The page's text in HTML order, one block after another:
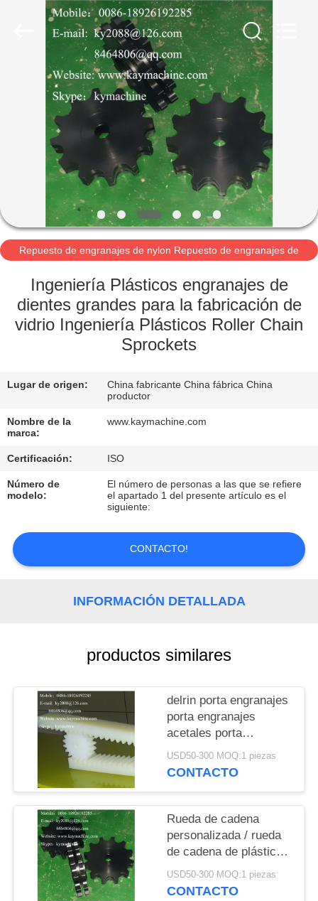
INICIO
PRODUCTOS
SOBRE
NOSOTROS
VISITA
A
FÁBRICA
CALIDAD
CONTACTO
NOTICIAS
SOLICITAR
UNA
COTIZACIÓN
PRIVACY
POLICY
Repuesto de engranajes de nylon Repuesto de engranajes de
Ingeniería Plásticos engranajes de
dientes grandes para la fabricación de
vidrio Ingeniería Plásticos Roller Chain
Sprockets
Lugar de origen:
China fabricante China fábrica China
productor
Nombre de la
marca:
www.kaymachine.com
Certificación: ISO
Número de
modelo:
El número de personas a las que se refiere
el apartado 1 del presente artículo es el
siguiente:
CONTACTO!
INFORMACIÓN DETALLADA
productos similares
delrin porta engranajes
porta engranajes
acetales porta
engranajes POM porta
engranajes acetales
personalizado
fabricante de porta
engranajes
USD50-300 MOQ:1 piezas
CONTACTO
Rueda de cadena
personalizada / rueda
de cadena de plástico /
Ingeniería Rueda de
cadena de plásticos
USD50-300 MOQ:1 piezas
CONTACTO